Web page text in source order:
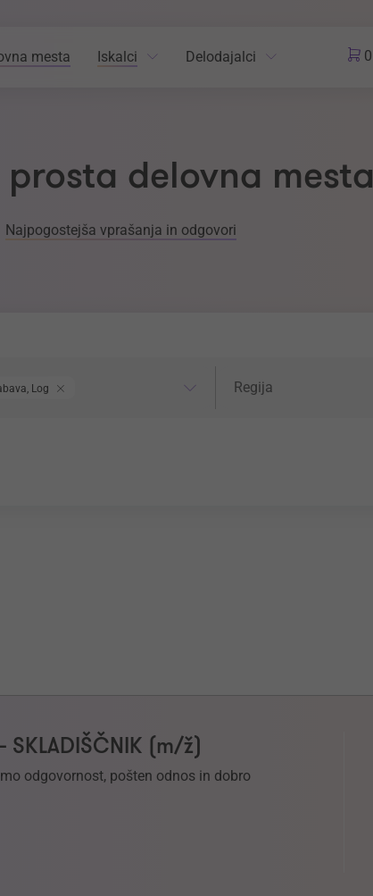
mesta Iskalci Delodajalci 0
delovna mesta
Najpogostejša vprašanja in odgovori
Logistika Regija
(m/ž)
odgovornost, pošten odnos in dobro